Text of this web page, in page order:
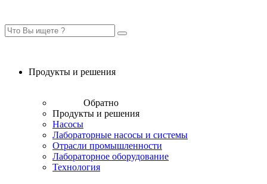
Продукты и решения
Обратно
Продукты и решения
Насосы
Лабораторные насосы и системы
Отрасли промышленности
Лабораторное оборудование
Технология